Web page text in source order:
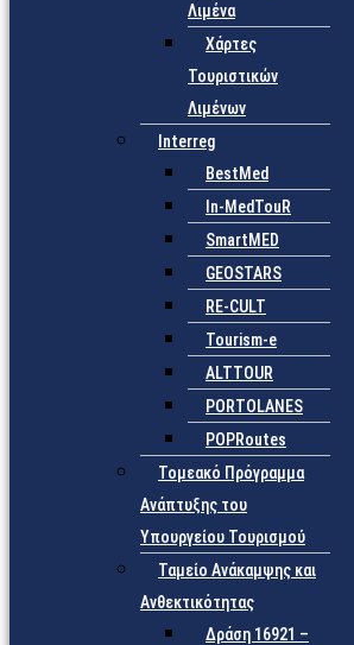
Λιμένα
Χάρτες
Τουριστικών
Λιμένων
Interreg
BestMed
In-MedTouR
SmartMED
GEOSTARS
RE-CULT
Tourism-e
ALTTOUR
PORTOLANES
POPRoutes
Τομεακό Πρόγραμμα
Ανάπτυξης του
Υπουργείου Τουρισμού
Ταμείο Ανάκαμψης και
Ανθεκτικότητας
Δράση 16921 –